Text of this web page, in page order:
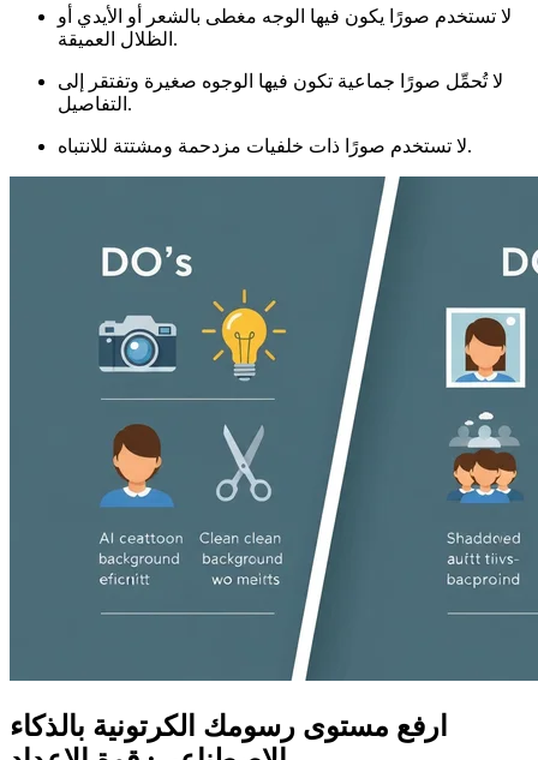
لا تستخدم صورًا يكون فيها الوجه مغطى بالشعر أو الأيدي أو
الظلال العميقة.
لا تُحمِّل صورًا جماعية تكون فيها الوجوه صغيرة وتفتقر إلى
التفاصيل.
لا تستخدم صورًا ذات خلفيات مزدحمة ومشتتة للانتباه.
ارفع مستوى رسومك الكرتونية بالذكاء